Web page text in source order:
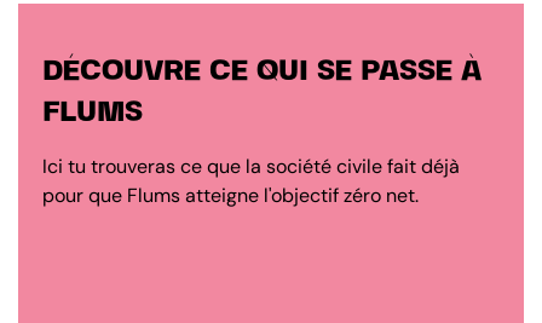
DÉCOUVRE CE QUI SE PASSE À
FLUMS
Ici tu trouveras ce que la société civile fait déjà
pour que Flums atteigne l'objectif zéro net.